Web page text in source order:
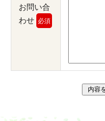
お問い合
わせ 必須